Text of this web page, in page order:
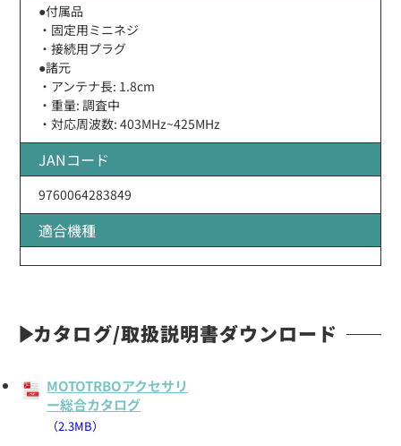
●付属品
・固定用ミニネジ
・接続用プラグ
●諸元
・アンテナ長: 1.8cm
・重量: 調査中
・対応周波数: 403MHz~425MHz
JANコード
9760064283849
適合機種
カタログ/取扱説明書ダウンロード
MOTOTRBOアクセサリ
ー総合カタログ
（2.3MB）